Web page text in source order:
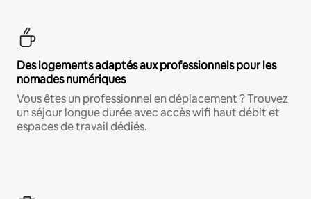
Des logements adaptés aux professionnels pour les
nomades numériques
Vous êtes un professionnel en déplacement ? Trouvez
un séjour longue durée avec accès wifi haut débit et
espaces de travail dédiés.